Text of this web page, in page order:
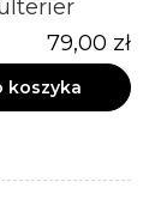
79,00 zł
koszyka